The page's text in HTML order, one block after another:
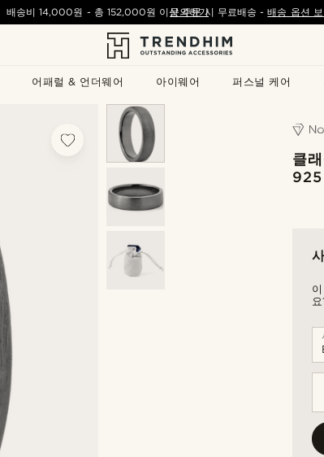
어패럴 & 언더웨어 아이웨어 퍼스널 케어
배송비14,000원 - 총 152,000원 이상 주문 시 무료배송- 배송 옵션
문의하기
클
925